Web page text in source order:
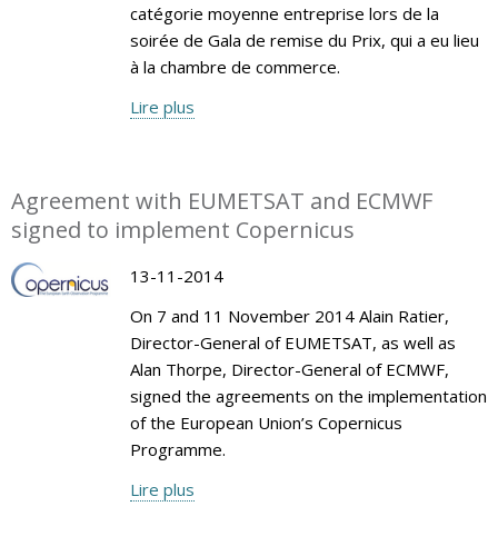
catégorie moyenne entreprise lors de la
soirée de Gala de remise du Prix, qui a eu lieu
à la chambre de commerce.
Lire plus
Agreement with EUMETSAT and ECMWF
signed to implement Copernicus
13-11-2014
On 7 and 11 November 2014 Alain Ratier,
Director-General of EUMETSAT, as well as
Alan Thorpe, Director-General of ECMWF,
signed the agreements on the implementation
of the European Union’s Copernicus
Programme.
Lire plus